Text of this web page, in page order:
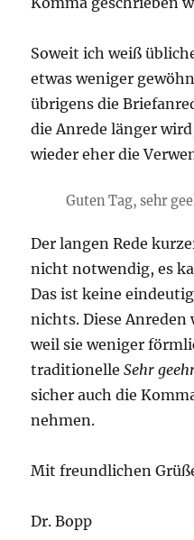
Soweit ich weiß
etwas weniger
übrigens die
die Anrede länger
wieder eher die
Guten Tag, sehr
Der langen Rede
nicht notwendig, es
Das ist keine
nichts. Diese Anreden
weil sie weniger
traditionelleSehr
sicher auch die
nehmen.
Mit freundlichen
Dr. Bopp